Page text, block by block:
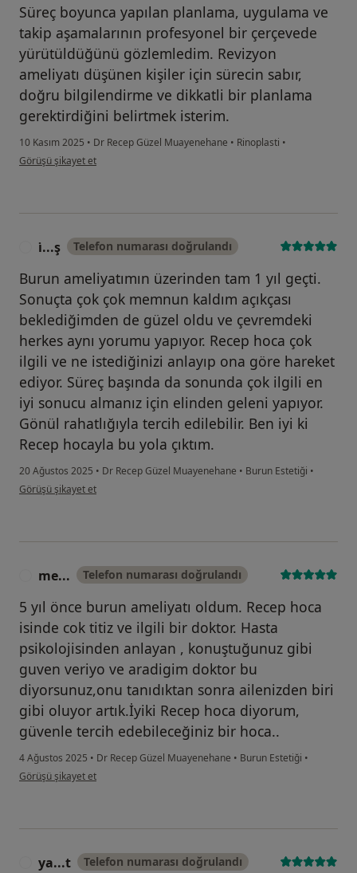
Süreç boyunca yapılan planlama, uygulama ve
takip aşamalarının profesyonel bir çerçevede
yürütüldüğünü gözlemledim. Revizyon
ameliyatı düşünen kişiler için sürecin sabır,
doğru bilgilendirme ve dikkatli bir planlama
gerektirdiğini belirtmek isterim.
10 Kasım 2025 • Dr Recep Güzel Muayenehane • Rinoplasti •
kullanıcının görüşüne göre l....m
Görüşü şikayet et
i̇...ş Telefon numarası doğrulandı
Burun ameliyatımın üzerinden tam 1 yıl geçti.
Sonuçta çok çok memnun kaldım açıkçası
beklediğimden de güzel oldu ve çevremdeki
herkes aynı yorumu yapıyor. Recep hoca çok
ilgili ve ne istediğinizi anlayıp ona göre hareket
ediyor. Süreç başında da sonunda çok ilgili en
iyi sonucu almanız için elinden geleni yapıyor.
Gönül rahatlığıyla tercih edilebilir. Ben iyi ki
Recep hocayla bu yola çıktım.
20 Ağustos 2025 • Dr Recep Güzel Muayenehane • Burun Estetiği •
kullanıcının görüşüne göre i̇...ş
Görüşü şikayet et
me... Telefon numarası doğrulandı
5 yıl önce burun ameliyatı oldum. Recep hoca
isinde cok titiz ve ilgili bir doktor. Hasta
psikolojisinden anlayan , konuştuğunuz gibi
guven veriyo ve aradigim doktor bu
diyorsunuz,onu tanıdıktan sonra ailenizden biri
gibi oluyor artık.İyiki Recep hoca diyorum,
güvenle tercih edebileceğiniz bir hoca..
4 Ağustos 2025 • Dr Recep Güzel Muayenehane • Burun Estetiği •
kullanıcının görüşüne göre me...
Görüşü şikayet et
ya...t Telefon numarası doğrulandı